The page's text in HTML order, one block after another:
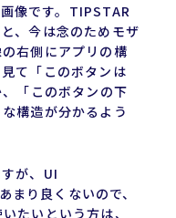
像です。TIPSTAR
、今は念のためモザ
右側にアプリの構
て「このボタンは
「このボタンの下
構造が分かるよう
が、UI
り良くないので、
たいという方は、